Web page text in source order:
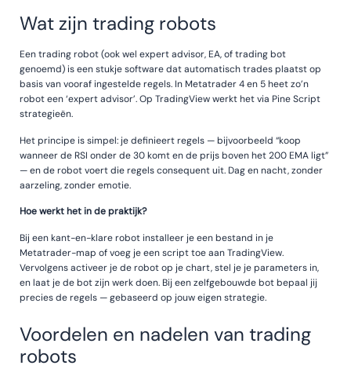
Wat zijn trading robots
Een trading robot (ook wel expert advisor, EA, of trading bot
genoemd) is een stukje software dat automatisch trades plaatst op
basis van vooraf ingestelde regels. In Metatrader 4 en 5 heet zo’n
robot een ‘expert advisor’. Op TradingView werkt het via Pine Script
strategieën.
Het principe is simpel: je definieert regels — bijvoorbeeld “koop
wanneer de RSI onder de 30 komt en de prijs boven het 200 EMA ligt”
— en de robot voert die regels consequent uit. Dag en nacht, zonder
aarzeling, zonder emotie.
Hoe werkt het in de praktijk?
Bij een kant-en-klare robot installeer je een bestand in je
Metatrader-map of voeg je een script toe aan TradingView.
Vervolgens activeer je de robot op je chart, stel je je parameters in,
en laat je de bot zijn werk doen. Bij een zelfgebouwde bot bepaal jij
precies de regels — gebaseerd op jouw eigen strategie.
Voordelen en nadelen van trading
robots